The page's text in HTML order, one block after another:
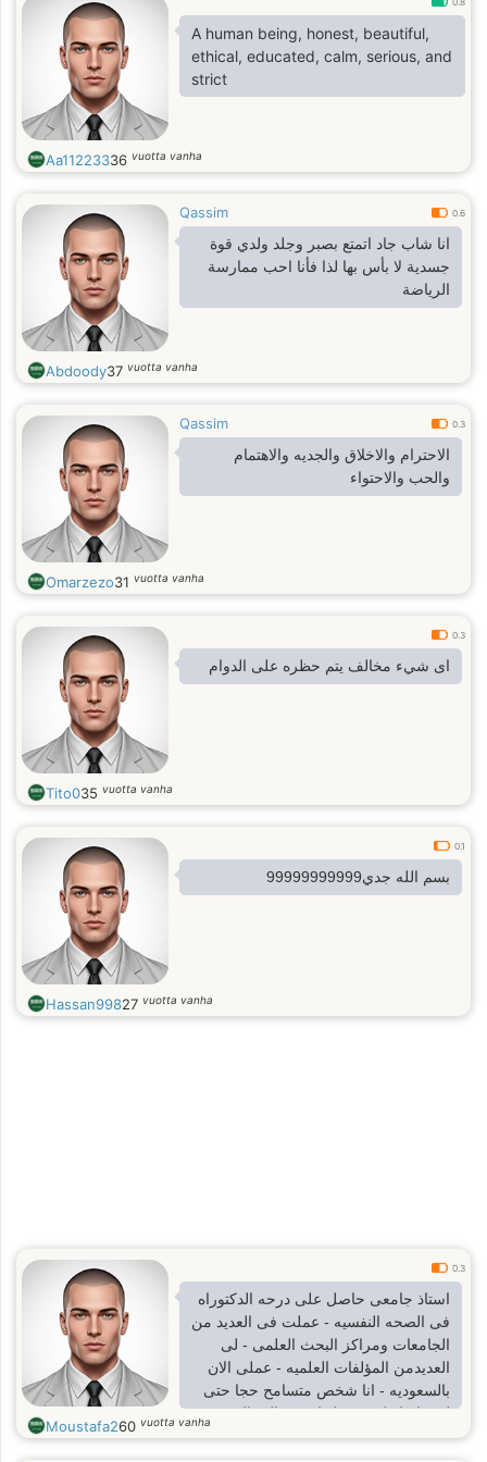
0.8
A human being, honest, beautiful,
ethical, educated, calm, serious, and
strict
Aa11223336 vuotta vanha
Qassim 0.6
انا شاب جاد اتمتع بصبر وجلد ولدي قوة
جسدية لا بأس بها لذا فأنا احب ممارسة
الرياضة
Abdoody37 vuotta vanha
Qassim 0.3
الاحترام والاخلاق والجديه والاهتمام
والحب والاحتواء
Omarzezo31 vuotta vanha
0.3
اى شيء مخالف يتم حظره على الدوام
Tito035 vuotta vanha
0.1
بسم الله جدي99999999999
Hassan99827 vuotta vanha
0.3
استاذ جامعى حاصل على درحه الدكتوراه
فى الصحه النفسيه - عملت فى العديد من
الجامعات ومراكز البحث العلمى - لى
العديدمن المؤلفات العلميه - عملى الان
بالسعوديه - انا شخص متسامح حجا حتى
لمن اساء لى - رجل اعشق الجمال فى
كل شىء رومانسى من الزمن الجميل -
Moustafa260 vuotta vanha